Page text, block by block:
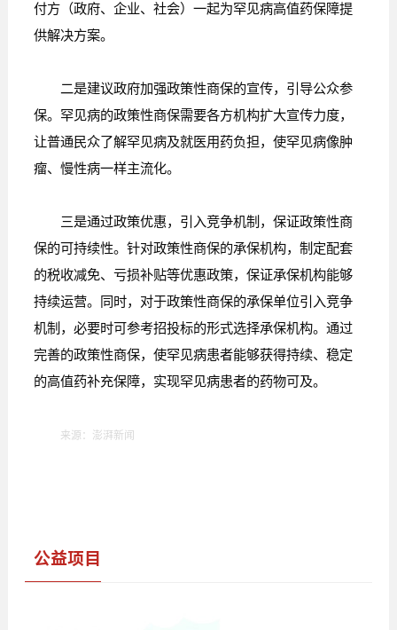
付方（政府、企业、社会）一起为罕见病高值药保障提
供解决方案。
二是建议政府加强政策性商保的宣传，引导公众参
保。罕见病的政策性商保需要各方机构扩大宣传力度，
让普通民众了解罕见病及就医用药负担，使罕见病像肿
瘤、慢性病一样主流化。
三是通过政策优惠，引入竞争机制，保证政策性商
保的可持续性。针对政策性商保的承保机构，制定配套
的税收减免、亏损补贴等优惠政策，保证承保机构能够
持续运营。同时，对于政策性商保的承保单位引入竞争
机制，必要时可参考招投标的形式选择承保机构。通过
完善的政策性商保，使罕见病患者能够获得持续、稳定
的高值药补充保障，实现罕见病患者的药物可及。
来源：澎湃新闻
公益项目